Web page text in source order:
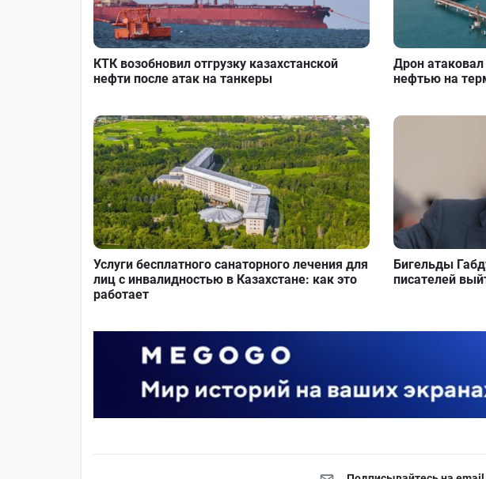
КТК возобновил отгрузку казахстанской
нефти после атак на танкеры
Дрон атаковал
нефтью на
Услуги бесплатного санаторного лечения для
лиц с инвалидностью в Казахстане: как это
работает
Бигельды
писателей